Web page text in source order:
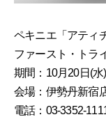
ペキニエ「アティ
ファースト・トラ
期間：10月20日(
会場：伊勢丹新宿
電話：03-3352-